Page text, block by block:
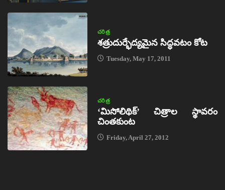
చరిత్ర
శత్రుదుర్భేద్యమైన సిద్ధవటం కోట
Tuesday, May 17, 2011
చరిత్ర
‘మిసోలిథిక్‌’ చిత్రాల స్థావరం
చింతకుంట
Friday, April 27, 2012